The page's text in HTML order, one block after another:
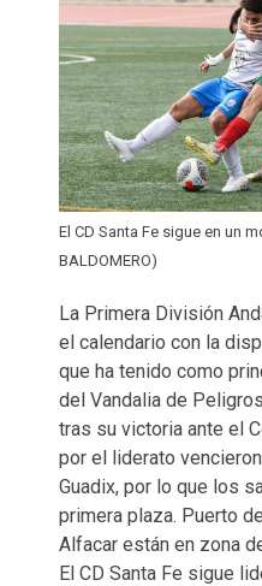
El CD Santa Fe sigue en un
BALDOMERO)
La Primera División
el calendario con la
que ha tenido como
del Vandalia de
tras su victoria ante el
por el liderato
Guadix, por lo que los
primera plaza. Puerto
Alfacar están en zona
El CD Santa Fe sigue